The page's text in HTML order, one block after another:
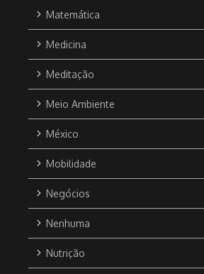
Matemática
Medicina
Meditação
Meio Ambiente
México
Mobilidade
Negócios
Nenhuma
Nutrição